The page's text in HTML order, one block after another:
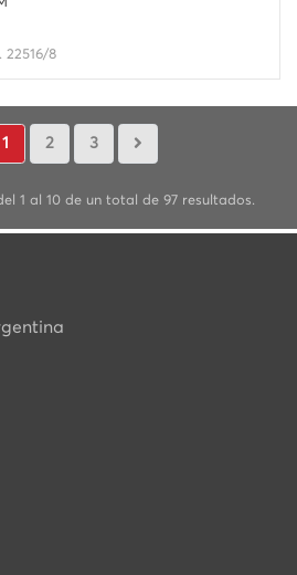
22516/8
1 2 3
1 al 10 de un total de 97 resultados.